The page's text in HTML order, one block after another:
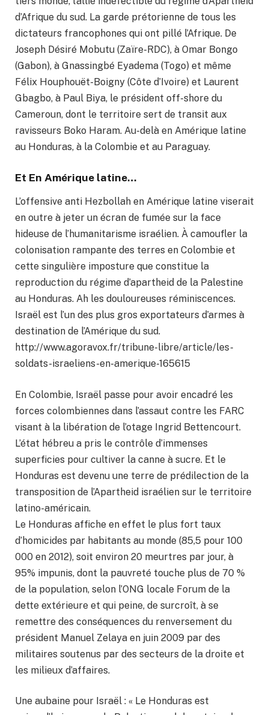
d’Afrique du sud. La garde prétorienne de tous les
dictateurs francophones qui ont pillé l’Afrique. De
Joseph Désiré Mobutu (Zaïre-RDC), à Omar Bongo
(Gabon), à Gnassingbé Eyadema (Togo) et même
Félix Houphouët-Boigny (Côte d’Ivoire) et Laurent
Gbagbo, à Paul Biya, le président off-shore du
Cameroun, dont le territoire sert de transit aux
ravisseurs Boko Haram. Au-delà en Amérique latine
au Honduras, à la Colombie et au Paraguay.
Et En Amérique latine…
L’offensive anti Hezbollah en Amérique latine viserait
en outre à jeter un écran de fumée sur la face
hideuse de l’humanitarisme israélien. À camoufler la
colonisation rampante des terres en Colombie et
cette singulière imposture que constitue la
reproduction du régime d’apartheid de la Palestine
au Honduras. Ah les douloureuses réminiscences.
Israël est l’un des plus gros exportateurs d’armes à
destination de l’Amérique du sud.
http://www.agoravox.fr/tribune-libre/article/les-
soldats-israeliens-en-amerique-165615
En Colombie, Israël passe pour avoir encadré les
forces colombiennes dans l’assaut contre les FARC
visant à la libération de l’otage Ingrid Bettencourt.
L’état hébreu a pris le contrôle d’immenses
superficies pour cultiver la canne à sucre. Et le
Honduras est devenu une terre de prédilection de la
transposition de l’Apartheid israélien sur le territoire
latino-américain.
Le Honduras affiche en effet le plus fort taux
d’homicides par habitants au monde (85,5 pour 100
000 en 2012), soit environ 20 meurtres par jour, à
95% impunis, dont la pauvreté touche plus de 70 %
de la population, selon l’ONG locale Forum de la
dette extérieure et qui peine, de surcroît, à se
remettre des conséquences du renversement du
président Manuel Zelaya en juin 2009 par des
militaires soutenus par des secteurs de la droite et
les milieux d’affaires.
Une aubaine pour Israël : « Le Honduras est